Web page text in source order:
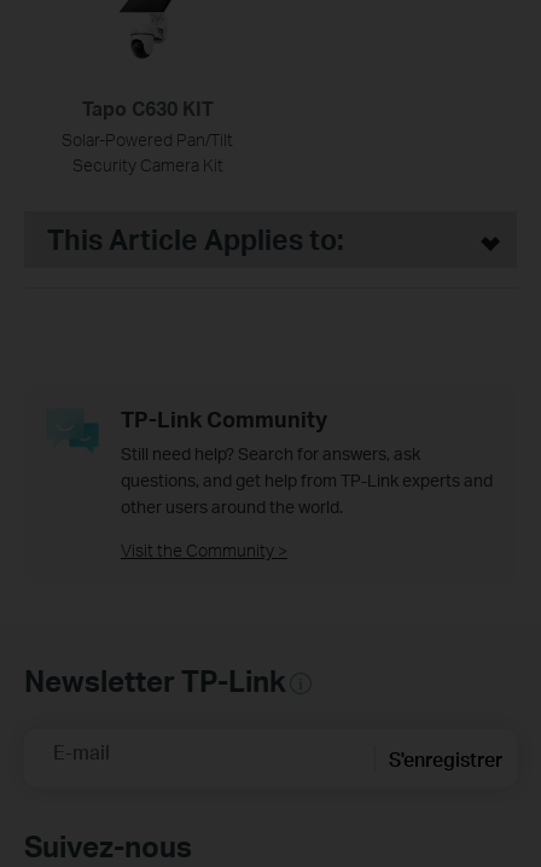
Tapo C630 KIT
Solar-Powered Pan/Tilt
Security Camera Kit
This Article Applies to:
TP-Link Community
Still need help? Search for answers, ask
questions, and get help from TP-Link experts and
other users around the world.
Visit the Community >
Newsletter TP-Link
E-mail S'enregistrer
Suivez-nous